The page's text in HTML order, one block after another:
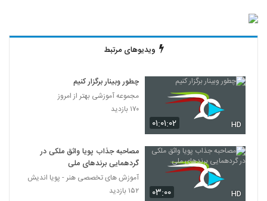
ویدیوهای مرتبط
۰۱:۰۱:۰۲ HD
چطور وبینار برگزار کنیم
مجموعه آموزشی بهتر از امروز
۱۷۰ بازدید
۰۳:۰۰ HD
مصاحبه جذاب پویا واثق ملکی در
گردهمایی برندهای ملی
آموزش های تخصصی هنر - پویا اندیش
۱۵۲ بازدید